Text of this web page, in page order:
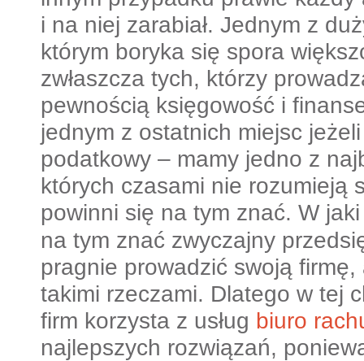
i na niej zarabiał. Jednym z
którym boryka się spora
zwłaszcza tych, którzy
pewnością księgowość i
jednym z ostatnich miejsc
podatkowy – mamy jedno z
których czasami nie rozumieją
powinni się na tym znać. W
na tym znać zwyczajny
pragnie prowadzić swoją
takimi rzeczami. Dlatego w tej
firm korzysta z usług biuro
najlepszych rozwiązań,